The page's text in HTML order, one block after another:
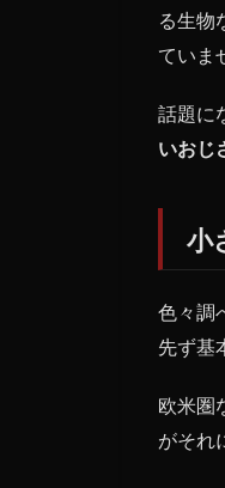
妙
な
し
じ
ん
日
特有
の
物
芸
人
る生物
ていま
話題に
いおじ
小
色々調
先ず基
欧米圏
がそれ